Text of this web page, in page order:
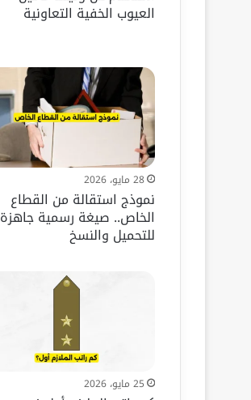
العيوب الخفية التعاونية
28 مايو، 2026
نموذج استقالة من القطاع
الخاص.. صيغة رسمية جاهزة
للتحميل والنسخ
25 مايو، 2026